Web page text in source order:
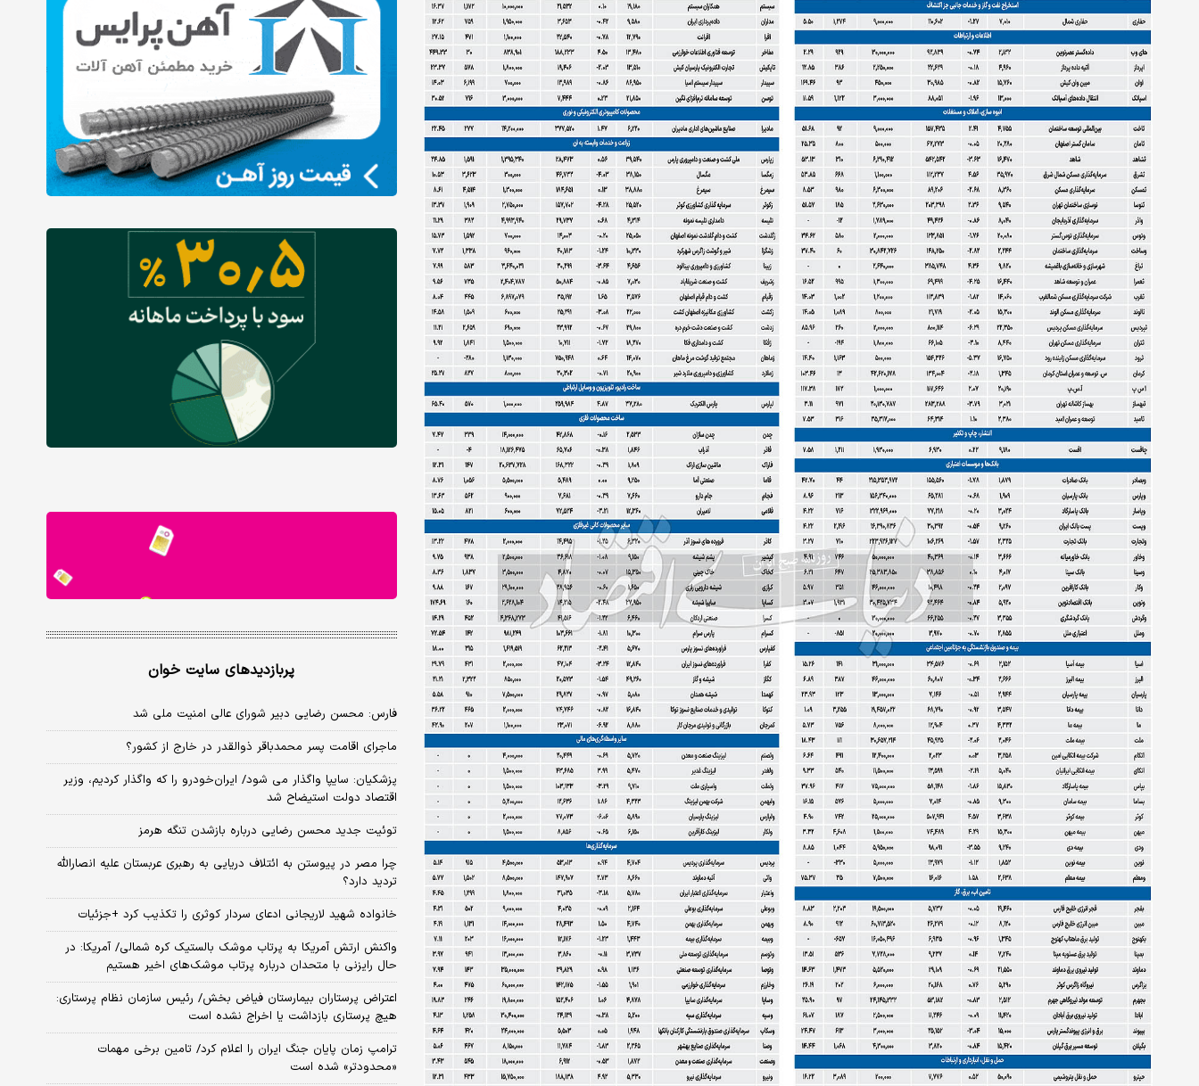
پربازدیدهای سایت خوان
فارس: محسن رضایی دبیر شورای عالی امنیت ملی شد
ماجرای اقامت پسر محمدباقر ذوالقدر در خارج از کشور؟
پزشکیان: سایپا واگذار می شود/ ایران‌خودرو را که واگذار کردیم، وزیر
اقتصاد دولت استیضاح شد
توئیت جدید محسن رضایی درباره بازشدن تنگه هرمز
چرا مصر در پیوستن به ائتلاف دریایی به رهبری عربستان علیه انصارالله
تردید دارد؟
خانواده شهید لاریجانی ادعای سردار کوثری را تکذیب کرد +جزئیات
واکنش ارتش آمریکا به پرتاب موشک بالستیک کره شمالی/ آمریکا: در
حال رایزنی با متحدان درباره پرتاب موشک‌های اخیر هستیم
اعتراض پرستاران بیمارستان فیاض بخش/ رئیس سازمان نظام پرستاری:
هیچ پرستاری بازداشت یا اخراج نشده است
ترامپ زمان پایان جنگ ایران را اعلام کرد/ تامین برخی مهمات
«محدودتر» شده است